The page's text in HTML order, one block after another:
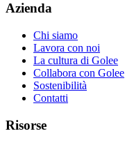
Azienda
Chi siamo
Lavora con noi
La cultura di Golee
Collabora con Golee
Sostenibilità
Contatti
Risorse